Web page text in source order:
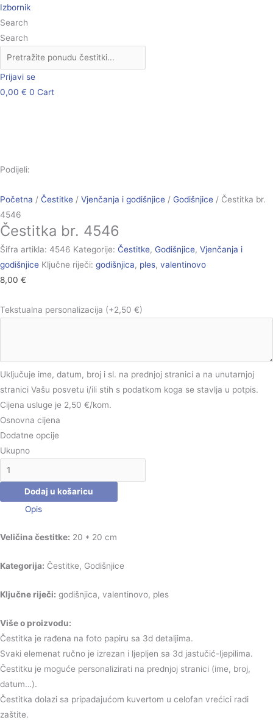
Skip
to
content
Izbornik
Search
Search
Prijavi se
0,00 € 0 Cart
Podijeli:
Početna / Čestitke / Vjenčanja i godišnjice / Godišnjice / Čestitka br.
4546
Čestitka br. 4546
Šifra artikla: 4546 Kategorije: Čestitke, Godišnjice, Vjenčanja i
godišnjice Ključne riječi: godišnjica, ples, valentinovo
8,00 €
Tekstualna personalizacija (+2,50 €)
Uključuje ime, datum, broj i sl. na prednjoj stranici a na unutarnjoj
stranici Vašu posvetu i/ili stih s podatkom koga se stavlja u potpis.
Cijena usluge je 2,50 €/kom.
Osnovna cijena
Dodatne opcije
Ukupno
Čestitka
br.
4546
količina
Dodaj u košaricu
Opis
Veličina čestitke: 20 * 20 cm
Kategorija: Čestitke, Godišnjice
Ključne riječi: godišnjica, valentinovo, ples
Više o proizvodu:
Čestitka je rađena na foto papiru sa 3d detaljima.
Svaki elemenat ručno je izrezan i ljepljen sa 3d jastučić-ljepilima.
Čestitku je moguće personalizirati na prednjoj stranici (ime, broj,
datum…).
Čestitka dolazi sa pripadajućom kuvertom u celofan vrećici radi
zaštite.